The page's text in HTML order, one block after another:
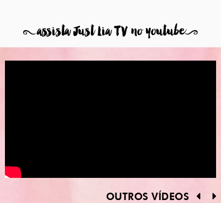
8assista Just Lia TV no youtube9
OUTROS VÍDEOS